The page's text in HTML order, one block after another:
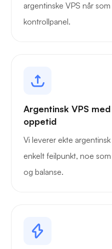
argentinske VPS når
kontrollpanel.
Argentinsk VPS
oppetid
Vi leverer ekte
enkelt feilpunkt, noe
og balanse.